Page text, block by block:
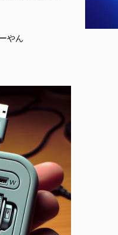
やん